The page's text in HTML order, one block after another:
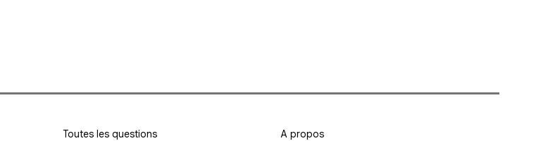
Toutes les questions A propos